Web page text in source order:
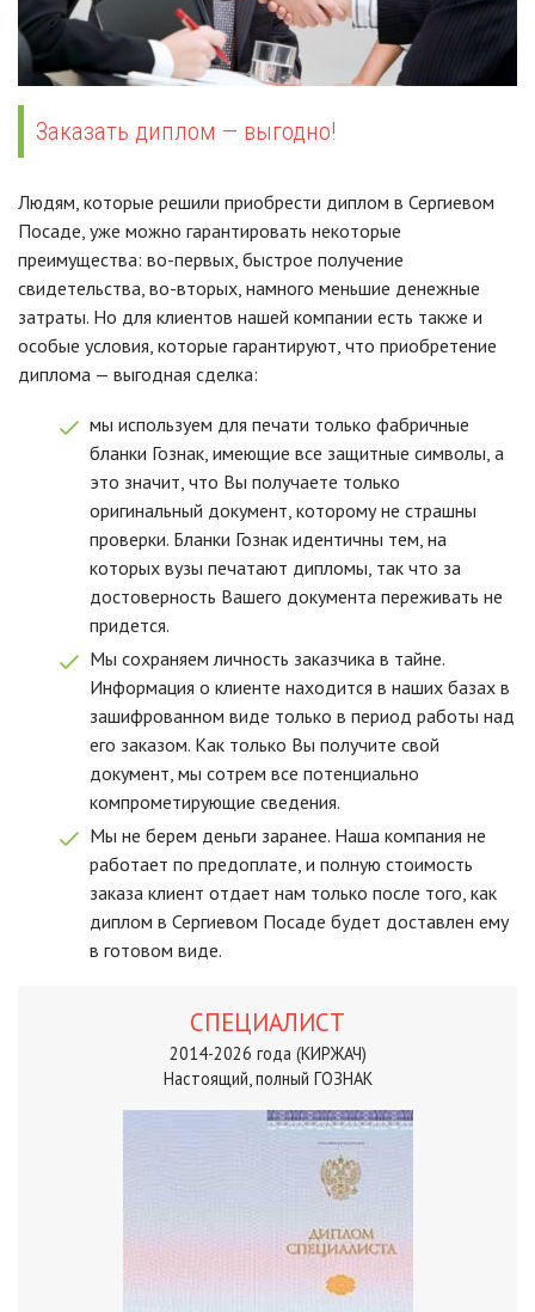
Заказать диплом — выгодно!
Людям, которые решили приобрести диплом в Сергиевом
Посаде, уже можно гарантировать некоторые
преимущества: во-первых, быстрое получение
свидетельства, во-вторых, намного меньшие денежные
затраты. Но для клиентов нашей компании есть также и
особые условия, которые гарантируют, что приобретение
диплома — выгодная сделка:
мы используем для печати только фабричные
бланки Гознак, имеющие все защитные символы, а
это значит, что Вы получаете только
оригинальный документ, которому не страшны
проверки. Бланки Гознак идентичны тем, на
которых вузы печатают дипломы, так что за
достоверность Вашего документа переживать не
придется.
Мы сохраняем личность заказчика в тайне.
Информация о клиенте находится в наших базах в
зашифрованном виде только в период работы над
его заказом. Как только Вы получите свой
документ, мы сотрем все потенциально
компрометирующие сведения.
Мы не берем деньги заранее. Наша компания не
работает по предоплате, и полную стоимость
заказа клиент отдает нам только после того, как
диплом в Сергиевом Посаде будет доставлен ему
в готовом виде.
СПЕЦИАЛИСТ
2014-2026 года (КИРЖАЧ)
Настоящий, полный ГОЗНАК